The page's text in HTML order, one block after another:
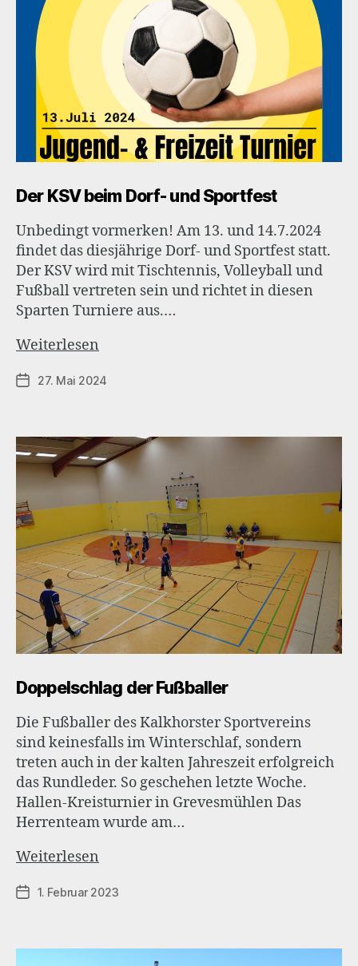
Der KSV beim Dorf- und Sportfest
Unbedingt vormerken! Am 13. und 14.7.2024
findet das diesjährige Dorf- und Sportfest statt.
Der KSV wird mit Tischtennis, Volleyball und
Fußball vertreten sein und richtet in diesen
Sparten Turniere aus.…
Weiterlesen
beim
Sportfest
Veröffentlichungsdatum
27. Mai 2024
Doppelschlag der Fußballer
Die Fußballer des Kalkhorster Sportvereins
sind keinesfalls im Winterschlaf, sondern
treten auch in der kalten Jahreszeit erfolgreich
das Rundleder. So geschehen letzte Woche.
Hallen-Kreisturnier in Grevesmühlen Das
Herrenteam wurde am…
Weiterlesen
Fußballer
Veröffentlichungsdatum
1. Februar 2023